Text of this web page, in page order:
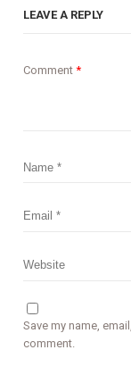
LEAVE A REPLY
Comment*
Save my name,
comment.